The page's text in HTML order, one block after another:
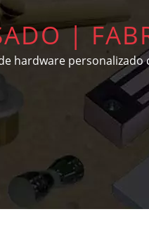
|
DE
hardware
de acordo com as